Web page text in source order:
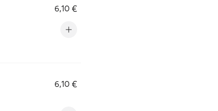
6,10 €
6,10 €